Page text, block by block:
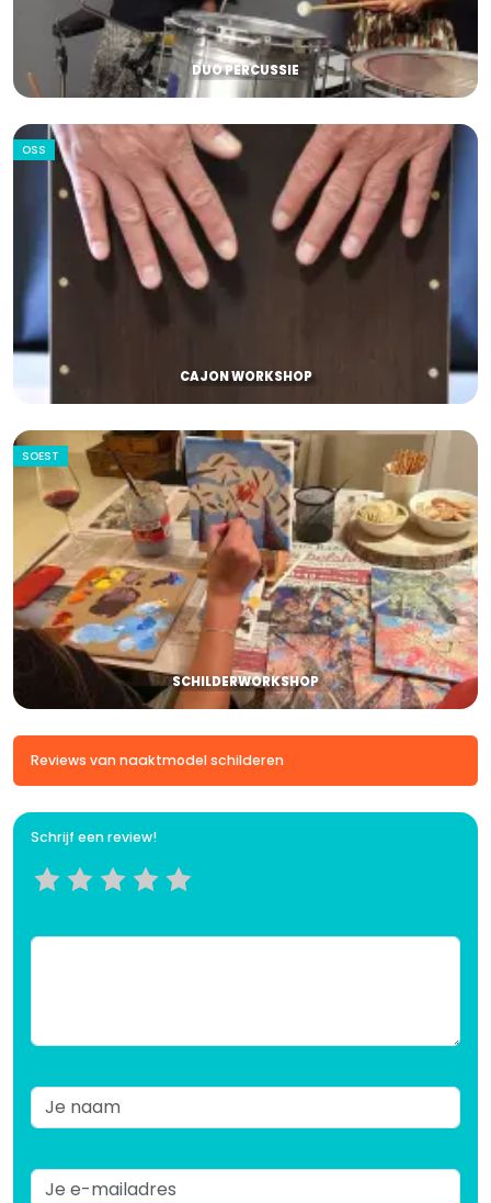
DUO PERCUSSIE
OSS
CAJON WORKSHOP
SOEST
SCHILDERWORKSHOP
Reviews van naaktmodel schilderen
Schrijf een review!